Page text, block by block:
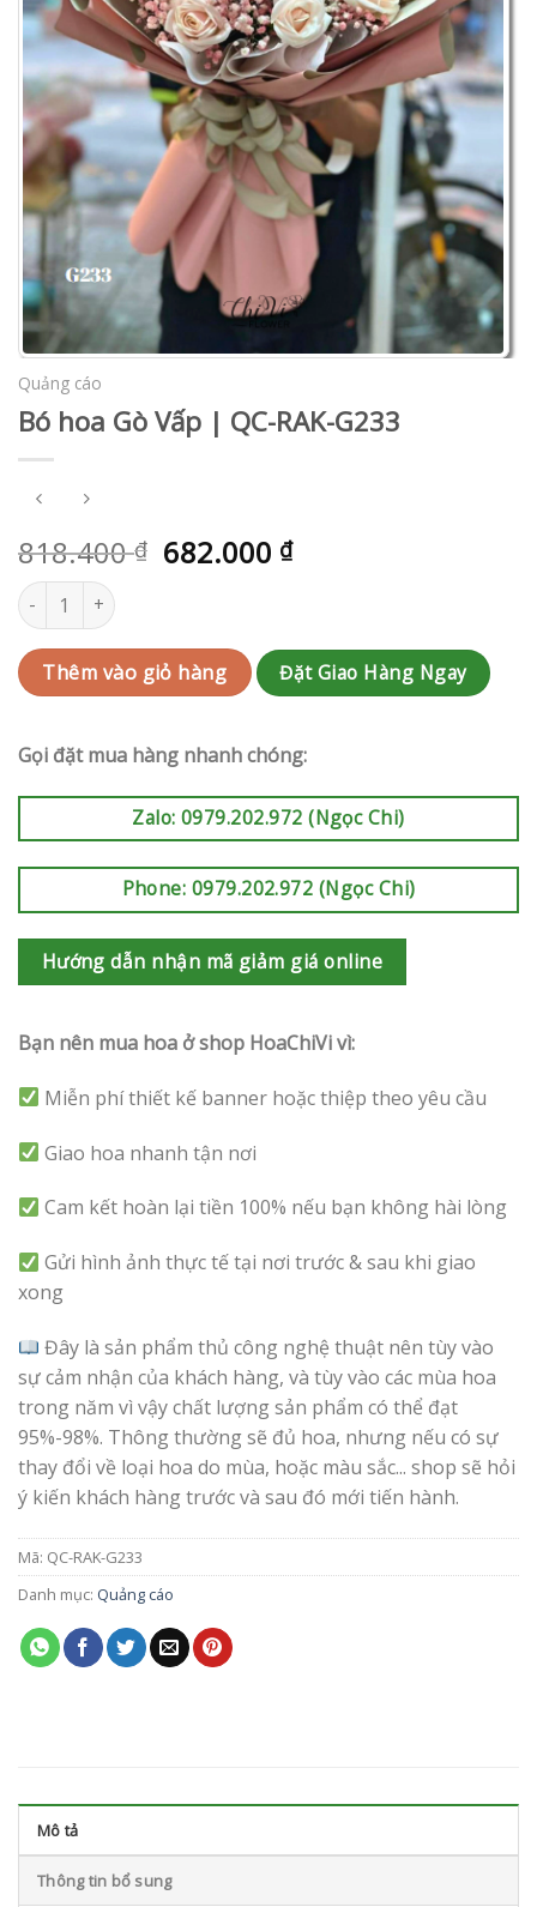
Quảng cáo
Bó hoa Gò Vấp | QC-RAK-G233
818.400₫ 682.000 ₫
Bó hoa Gò Vấp | QC-RAK-G233 số lượng
Thêm vào giỏ hàng Đặt Giao Hàng Ngay
Gọi đặt mua hàng nhanh chóng:
Zalo: 0979.202.972 (Ngọc Chi)
Phone: 0979.202.972 (Ngọc Chi)
Hướng dẫn nhận mã giảm giá online
Bạn nên mua hoa ở shop HoaChiVi vì:
Miễn phí thiết kế banner hoặc thiệp theo yêu cầu
Giao hoa nhanh tận nơi
Cam kết hoàn lại tiền 100% nếu bạn không hài lòng
Gửi hình ảnh thực tế tại nơi trước & sau khi giao
xong
Đây là sản phẩm thủ công nghệ thuật nên tùy vào
sự cảm nhận của khách hàng, và tùy vào các mùa hoa
trong năm vì vậy chất lượng sản phẩm có thể đạt
95%-98%. Thông thường sẽ đủ hoa, nhưng nếu có sự
thay đổi về loại hoa do mùa, hoặc màu sắc... shop sẽ hỏi
ý kiến khách hàng trước và sau đó mới tiến hành.
Mã: QC-RAK-G233
Danh mục: Quảng cáo
Mô tả
Thông tin bổ sung